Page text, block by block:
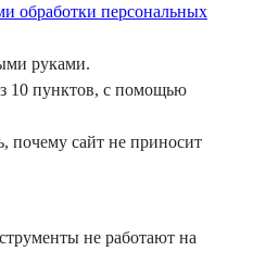
обработки персональных
руками.
10 пунктов, с помощью
почему сайт не приносит
не работают на